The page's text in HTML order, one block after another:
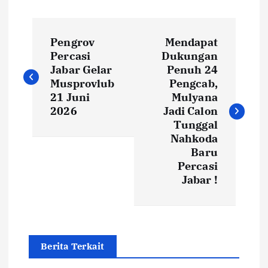
o
s
Pengrov
Percasi
Jabar Gelar
Musprovlub
21 Juni
2026
Mendapat
Dukungan
Penuh 24
Pengcab,
Mulyana
Jadi Calon
Tunggal
Nahkoda
Baru
Percasi
Jabar !
Berita Terkait